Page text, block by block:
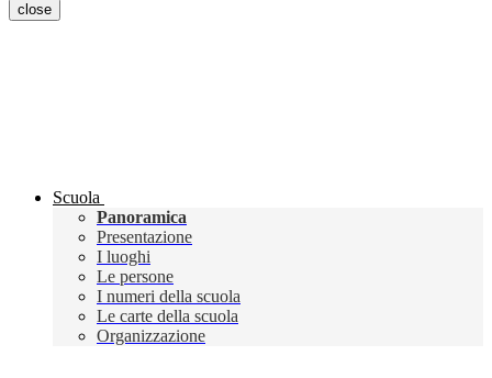
close
Scuola
Panoramica
Presentazione
I luoghi
Le persone
I numeri della scuola
Le carte della scuola
Organizzazione